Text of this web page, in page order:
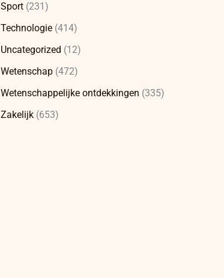
Sport (231)
Technologie (414)
Uncategorized (12)
Wetenschap (472)
Wetenschappelijke ontdekkingen (335)
Zakelijk (653)